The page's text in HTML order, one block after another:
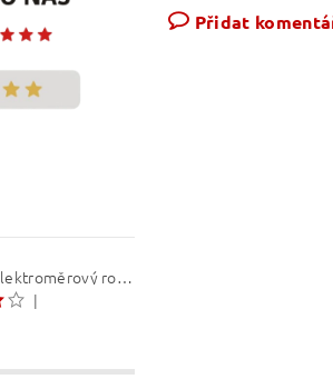
Plastový elektroměrový rozvaděč ER 212 NVP7P 40A QM (3f 1/2 S) 1bod. (O3/4)
|
Přidat